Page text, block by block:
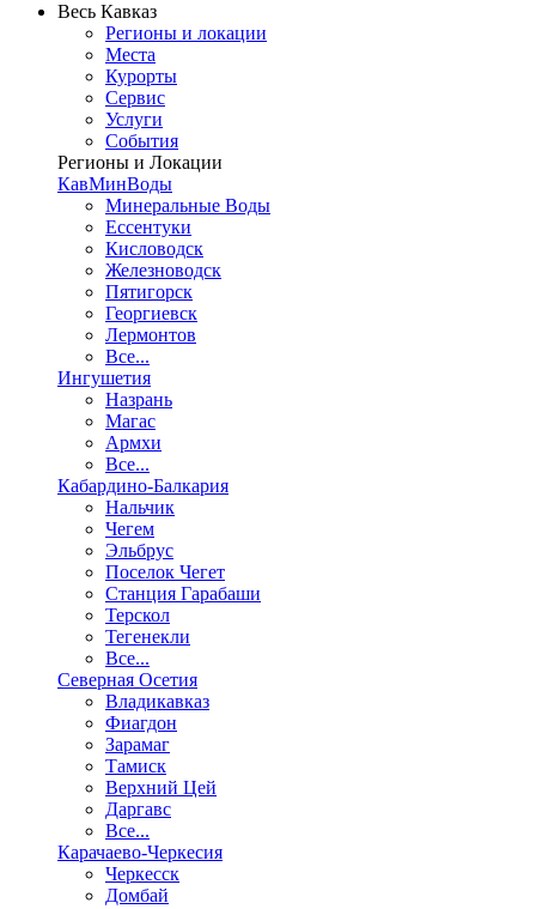
Весь Кавказ
Регионы и локации
Места
Курорты
Сервис
Услуги
События
Регионы и Локации
КавМинВоды
Минеральные Воды
Ессентуки
Кисловодск
Железноводск
Пятигорск
Георгиевск
Лермонтов
Все...
Ингушетия
Назрань
Магас
Армхи
Все...
Кабардино-Балкария
Нальчик
Чегем
Эльбрус
Поселок Чегет
Станция Гарабаши
Терскол
Тегенекли
Все...
Северная Осетия
Владикавказ
Фиагдон
Зарамаг
Тамиск
Верхний Цей
Даргавс
Все...
Карачаево-Черкесия
Черкесск
Домбай